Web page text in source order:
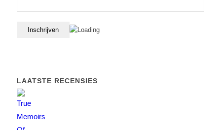
LAATSTE RECENSIES